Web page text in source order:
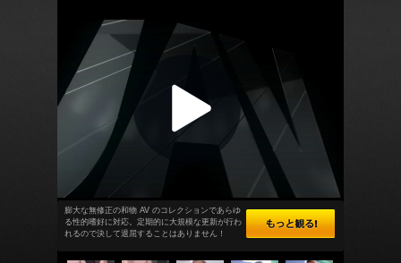
膨大な無修正の和物 AV のコレクションであらゆ
る性的嗜好に対応。定期的に大規模な更新が行わ
れるので決して退屈することはありません！